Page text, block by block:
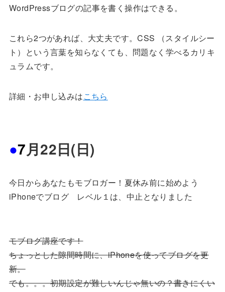
WordPressブログの記事を書く操作はできる。
これら2つがあれば、大丈夫です。CSS （スタイルシー
ト）という言葉を知らなくても、問題なく学べるカリキ
ュラムです。
詳細・お申し込みはこちら
●7月22日(日)
今日からあなたもモブロガー！夏休み前に始めよう
iPhoneでブログ レベル１は、中止となりました
モブログ講座です！
ちょっとした隙間時間に、iPhoneを使ってブログを更
新。
でも。。。初期設定が難しいんじゃ無いの？書きにくい